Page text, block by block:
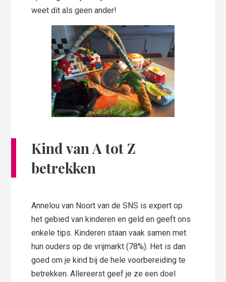
weet dit als geen ander!
Kind van A tot Z
betrekken
Annelou van Noort van de SNS is expert op
het gebied van kinderen en geld en geeft ons
enkele tips. Kinderen staan vaak samen met
hun ouders op de vrijmarkt (78%). Het is dan
goed om je kind bij de hele voorbereiding te
betrekken. Allereerst geef je ze een doel